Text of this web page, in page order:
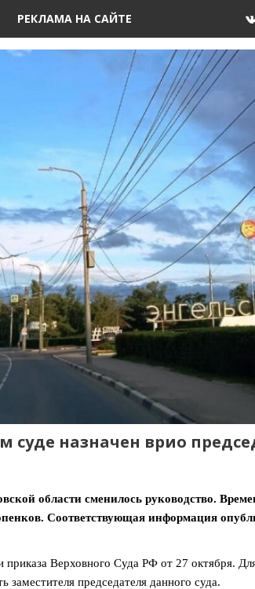
РЕКЛАМА НА САЙТЕ
суде назначен врио
области сменилось руководство.
Соответствующая информация
приказа Верховного Суда РФ от 27 октября.
председателя данного суда.